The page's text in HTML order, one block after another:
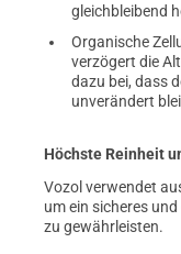
gleichbleibend
Organische
verzögert die
dazu bei, dass
unverändert
Höchste Reinheit
Vozol verwendet
um ein sicheres
zu gewährleisten.